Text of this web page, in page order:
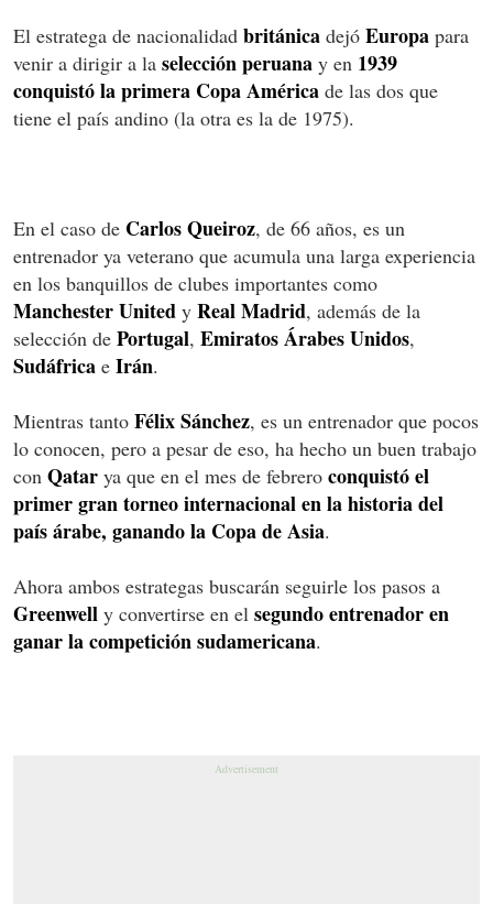
El estratega de nacionalidad británica dejó Europa para
venir a dirigir a la selección peruana y en 1939
conquistó la primera Copa América de las dos que
tiene el país andino (la otra es la de 1975).
En el caso de CarlosQueiroz, de 66 años, es un
entrenador ya veterano que acumula una larga experiencia
en los banquillos de clubes importantes como
ManchesterUnited y RealMadrid, además de la
selección de Portugal, EmiratosÁrabesUnidos,
Sudáfrica e Irán.
Mientras tanto Félix Sánchez, es un entrenador que pocos
lo conocen, pero a pesar de eso, ha hecho un buen trabajo
con Qatar ya que en el mes de febrero conquistó el
primer gran torneo internacional en la historia del
país árabe, ganando la Copa de Asia.
Ahora ambos estrategas buscarán seguirle los pasos a
Greenwell y convertirse en el segundo entrenador en
ganar la competición sudamericana.